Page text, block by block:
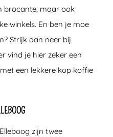
brocante, maar ook
winkels. En ben je moe
Strijk dan neer bij
vind je hier zeker een
een lekkere kop koffie
zijn twee